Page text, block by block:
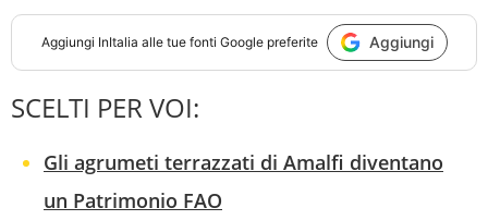
Aggiungi InItalia alle tue fonti Google preferite Aggiungi
SCELTI PER VOI:
Gli agrumeti terrazzati di Amalfi diventano
un Patrimonio FAO